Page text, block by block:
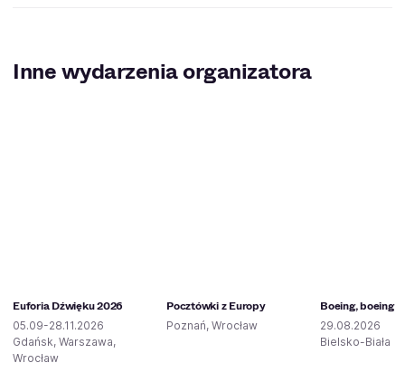
Inne wydarzenia organizatora
Euforia Dźwięku 2026
05.09-28.11.2026
Gdańsk, Warszawa,
Wrocław
Pocztówki z Europy
Poznań, Wrocław
Boeing, boeing
29.08.2026
Bielsko-Biała